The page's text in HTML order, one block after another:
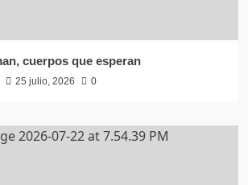
cuerpos que esperan
25 julio, 2026 0